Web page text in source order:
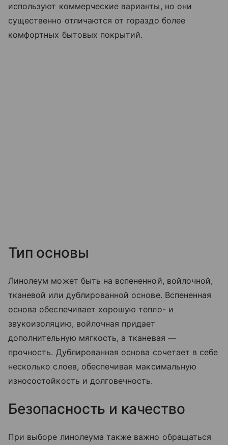
используют коммерческие варианты, но они
существенно отличаются от гораздо более
комфортных бытовых покрытий.
Тип основы
Линолеум может быть на вспененной, войлочной,
тканевой или дублированной основе. Вспененная
основа обеспечивает хорошую тепло- и
звукоизоляцию, войлочная придает
дополнительную мягкость, а тканевая —
прочность. Дублированная основа сочетает в себе
несколько слоев, обеспечивая максимальную
износостойкость и долговечность.
Безопасность и качество
При выборе линолеума также важно обращаться